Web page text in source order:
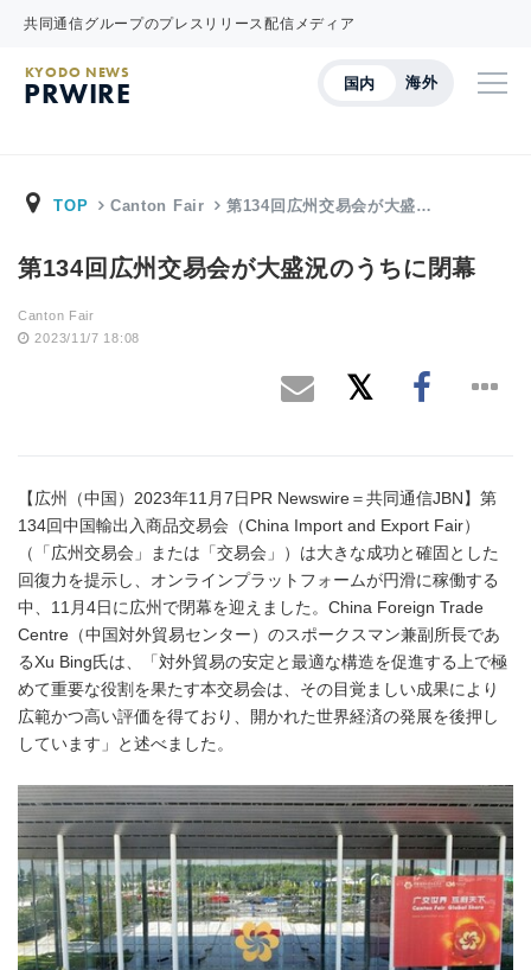
共同通信グループのプレスリリース配信メディア
国内 海外
KYODO NEWS
PRWIRE
TOP Canton Fair 第134回広州交易会が大盛…
第134回広州交易会が大盛況のうちに閉幕
Canton Fair
2023/11/7 18:08
【広州（中国）2023年11月7日PR Newswire＝共同通信JBN】第
134回中国輸出入商品交易会（China Import and Export Fair）
（「広州交易会」または「交易会」）は大きな成功と確固とした
回復力を提示し、オンラインプラットフォームが円滑に稼働する
中、11月4日に広州で閉幕を迎えました。China Foreign Trade
Centre（中国対外貿易センター）のスポークスマン兼副所長であ
るXu Bing氏は、「対外貿易の安定と最適な構造を促進する上で極
めて重要な役割を果たす本交易会は、その目覚ましい成果により
広範かつ高い評価を得ており、開かれた世界経済の発展を後押し
しています」と述べました。